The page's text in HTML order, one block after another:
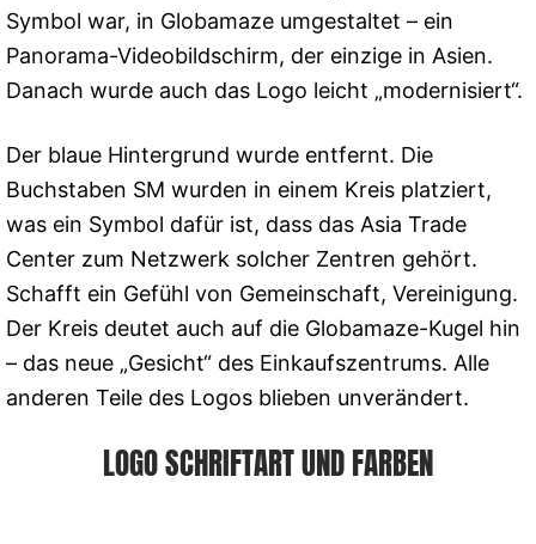
Symbol war, in Globamaze umgestaltet – ein
Panorama-Videobildschirm, der einzige in Asien.
Danach wurde auch das Logo leicht „modernisiert“.
Der blaue Hintergrund wurde entfernt. Die
Buchstaben SM wurden in einem Kreis platziert,
was ein Symbol dafür ist, dass das Asia Trade
Center zum Netzwerk solcher Zentren gehört.
Schafft ein Gefühl von Gemeinschaft, Vereinigung.
Der Kreis deutet auch auf die Globamaze-Kugel hin
– das neue „Gesicht“ des Einkaufszentrums. Alle
anderen Teile des Logos blieben unverändert.
LOGO SCHRIFTART UND FARBEN